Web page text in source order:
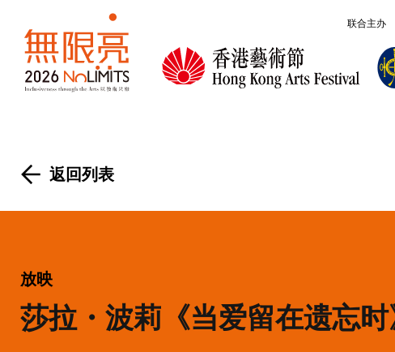
联合主办
无限亮
返回列表
放映
莎拉・波莉《当爱留在遗忘时